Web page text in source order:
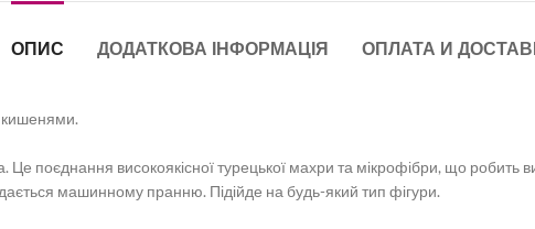
ОПИС ДОДАТКОВА ІНФОРМАЦІЯ ОПЛАТА И
кишенями.
поєднання високоякісної турецької махри та мікрофібри, що робить
машинному пранню. Підійде на будь-який тип фігури.